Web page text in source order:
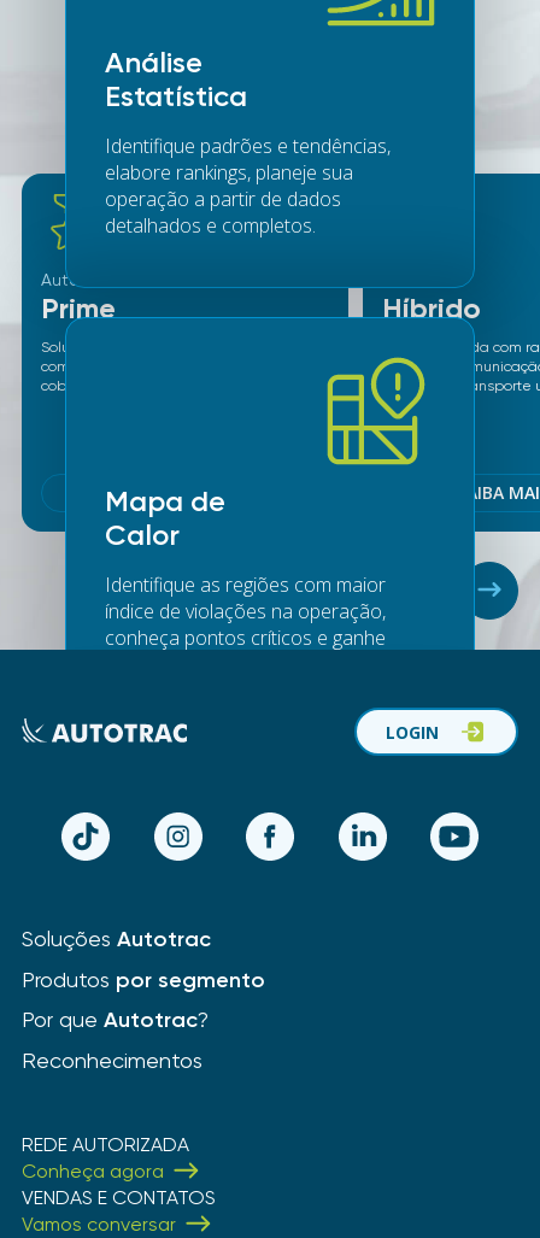
Análise
Estatística
Identifique padrões e tendências,
elabore rankings, planeje sua
operação a partir de dados
detalhados e completos.
Mapa de
Calor
Identifique as regiões com maior
índice de violações na operação,
conheça pontos críticos e ganhe
Saúde da
Frota
Acompanhe o quantitativo de falhas
nos veículos e a necessidade de
manutenção preventiva para planejar
Produtos Autotrac
compatíveis
com Telemetria BI
Autotrac
Prime
Solução mais completa de telemetria e
comunicação para empresas, com
cobertura total e custo fixo.
SAIBA MAIS
Híbrido
Solução híbrida com
completo,
custo para transporte
rodoviário.
SAIBA
TikTok Instagram Facebook LinkedIn YouTube
LOGIN
Soluções Autotrac
Produtos por segmento
Por que Autotrac?
Reconhecimentos
REDE AUTORIZADA
Conheça agora
VENDAS E CONTATOS
Vamos conversar